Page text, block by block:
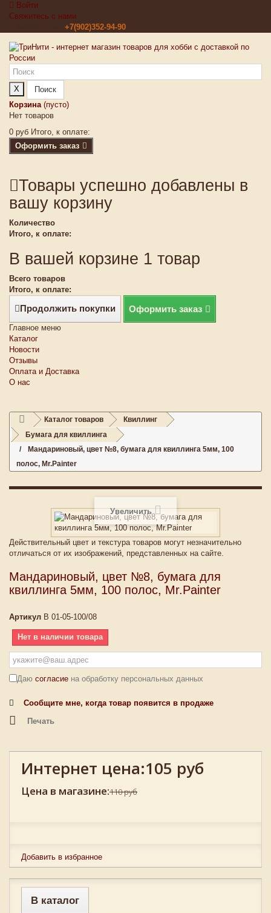
Войти
Свяжитесь с нами
+7(902)352-94-90
X
Поиск
Корзина (пусто)
Нет товаров
0 руб Итого, к оплате:
Оформить заказ
Товары успешно добавлены в
вашу корзину
Количество
Итого, к оплате:
В вашей корзине 1 товар
Всего товаров
Итого, к оплате:
Продолжить покупки Оформить заказ
Главное меню
Каталог
Новости
Отзывы
Оплата и Доставка
О нас
Каталог товаров
Квиллинг
Бумага для квиллинга
Мандариновый, цвет №8, бумага для квиллинга 5мм, 100
полос, Mr.Painter
Увеличить
Действительный цвет и текстура товаров могут незначительно
отличаться от их изображений, представленных на сайте.
Мандариновый, цвет №8, бумага для
квиллинга 5мм, 100 полос, Mr.Painter
Артикул B 01-05-100/08
Нет в наличии товара
Даю согласие на обработку персональных данных
Сообщите мне, когда товар появится в продаже
Печать
Интернет цена:105 руб
Цена в магазине:110 руб
Добавить в избранное
В каталог